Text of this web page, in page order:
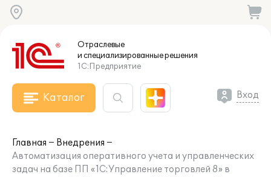
Отраслевые
и специализированныерешения
1С:Предприятие
Каталог Вход
Главная
Внедрения
Автоматизация оперативного учета и управленческих
задач на базе ПП «1С:Управление торговлей 8» в